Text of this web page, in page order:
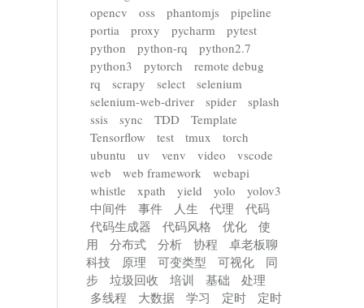
opencv
oss phantomjs
pipeline
portia
proxy pycharm
pytest
python
python-rq
python2.7
python3
pytorch
remote debug
rq
scrapy select
selenium
selenium-web-driver
spider
splash
ssis
sync TDD
Template
Tensorflow
test tmux
torch
ubuntu
uv venv video
vscode
web
web framework
webapi
whistle
xpath yield yolo
yolov3
中间件
事件 人生 代理
代码
代码生成器
代码风格 优化
使
用
分布式 分析 协程
卓老板聊
科技
原理 可变类型 可视化
同
步
垃圾回收 培训 基础
处理
多线程
大数据 学习 定时
定时